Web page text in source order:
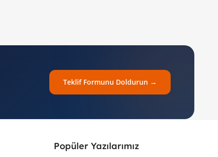
Teklif Formunu Doldurun →
Popüler Yazılarımız